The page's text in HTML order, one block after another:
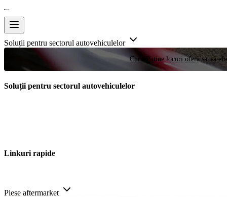
Soluții pentru sectorul autovehiculelor
Curse Puține locuri oferă șansa
Soluții pentru sectorul autovehiculelor
Linkuri rapide
Piese aftermarket